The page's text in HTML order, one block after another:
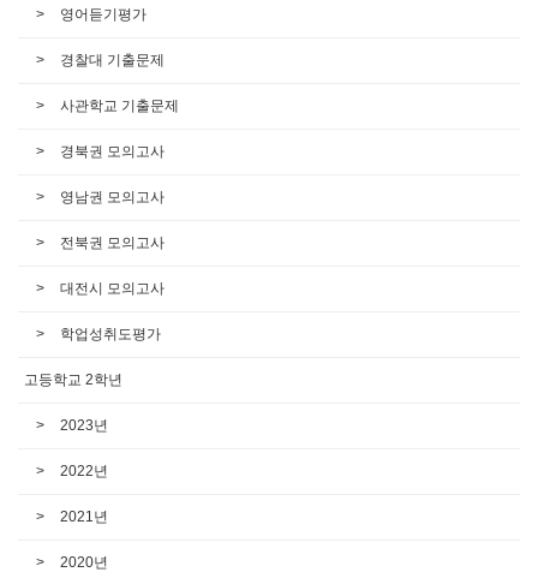
영어듣기평가
경찰대 기출문제
사관학교 기출문제
경북권 모의고사
영남권 모의고사
전북권 모의고사
대전시 모의고사
학업성취도평가
고등학교 2학년
2023년
2022년
2021년
2020년